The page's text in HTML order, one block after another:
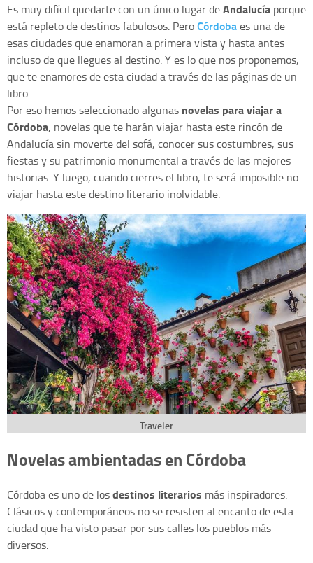
Es muy difícil quedarte con un único lugar deAndalucía porque
está repleto de destinos fabulosos. PeroCórdobaes una de
esas ciudades que enamoran a primera vista y hasta antes
incluso de que llegues al destino. Y es lo que nos proponemos,
que te enamores de esta ciudad a través de las páginas de un
libro.
Por eso hemos seleccionado algunas novelas para viajar a
Córdoba, novelas que te harán viajar hasta este rincón de
Andalucía sin moverte del sofá, conocer sus costumbres, sus
fiestas y su patrimonio monumental a través de las mejores
historias. Y luego, cuando cierres el libro, te será imposible no
viajar hasta este destino literario inolvidable.
Traveler
Novelas ambientadas en Córdoba
Córdoba es uno de losdestinos literarios más inspiradores.
Clásicos y contemporáneos no se resisten al encanto de esta
ciudad que ha visto pasar por sus calles los pueblos más
diversos.